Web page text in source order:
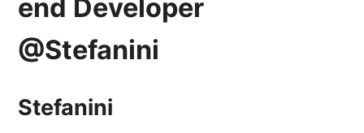
end Developer
@Stefanini
Stefanini